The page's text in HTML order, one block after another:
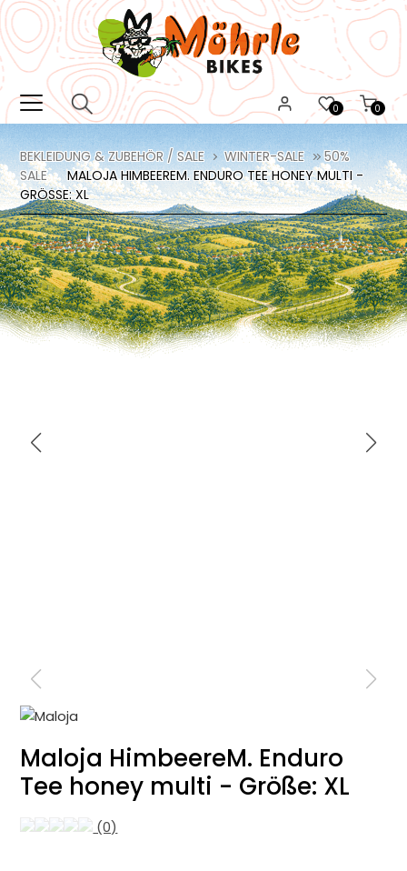
0
0
BEKLEIDUNG & ZUBEHÖR / SALE WINTER-SALE
50%
SALE
MALOJA HIMBEEREM. ENDURO TEE HONEY MULTI -
GRÖSSE: XL
Maloja HimbeereM. Enduro
Tee honey multi - Größe: XL
(0)